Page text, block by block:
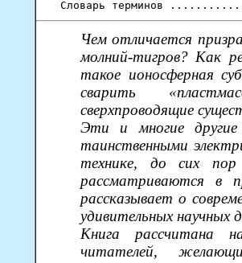
Чем отличается
молний-тигров? Как
такое ионосферная
сварить
сверхпроводящие
Эти и многие другие
таинственными
технике, до сих пор
рассматриваются в
рассказывает о
удивительных
Книга рассчитана
читателей,